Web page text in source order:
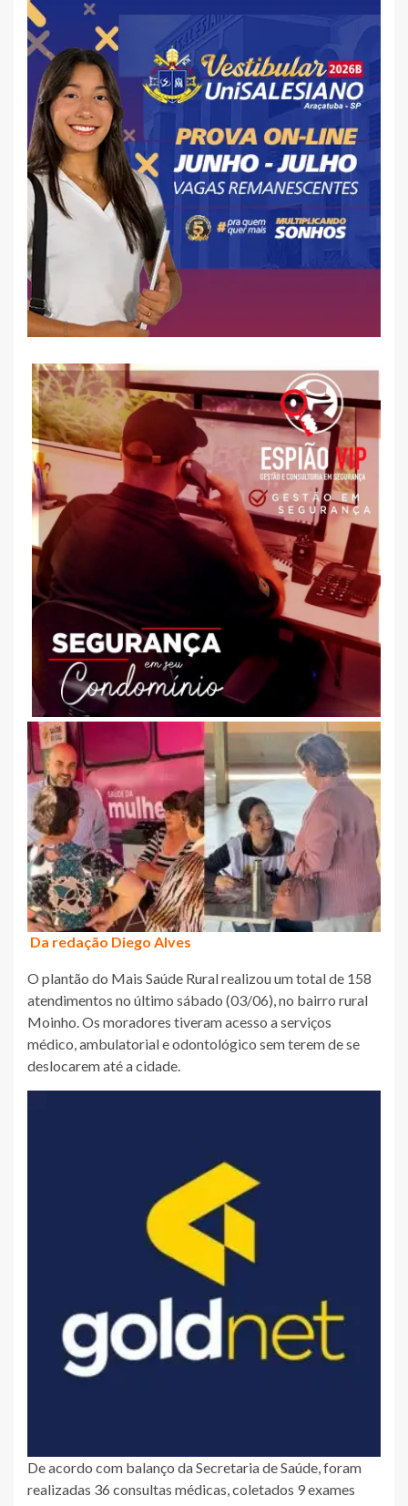
Da redação Diego Alves
O plantão do Mais Saúde Rural realizou um total de 158
atendimentos no último sábado (03/06), no bairro rural
Moinho. Os moradores tiveram acesso a serviços
médico, ambulatorial e odontológico sem terem de se
deslocarem até a cidade.
De acordo com balanço da Secretaria de Saúde, foram
realizadas 36 consultas médicas, coletados 9 exames